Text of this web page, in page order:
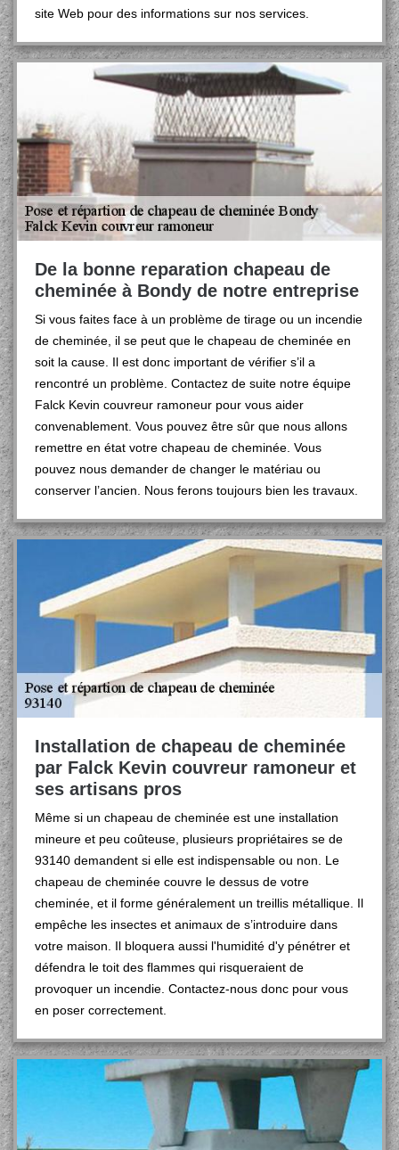
site Web pour des informations sur nos services.
De la bonne reparation chapeau de
cheminée à Bondy de notre entreprise
Si vous faites face à un problème de tirage ou un incendie
de cheminée, il se peut que le chapeau de cheminée en
soit la cause. Il est donc important de vérifier s’il a
rencontré un problème. Contactez de suite notre équipe
Falck Kevin couvreur ramoneur pour vous aider
convenablement. Vous pouvez être sûr que nous allons
remettre en état votre chapeau de cheminée. Vous
pouvez nous demander de changer le matériau ou
conserver l’ancien. Nous ferons toujours bien les travaux.
Installation de chapeau de cheminée
par Falck Kevin couvreur ramoneur et
ses artisans pros
Même si un chapeau de cheminée est une installation
mineure et peu coûteuse, plusieurs propriétaires se de
93140 demandent si elle est indispensable ou non. Le
chapeau de cheminée couvre le dessus de votre
cheminée, et il forme généralement un treillis métallique. Il
empêche les insectes et animaux de s’introduire dans
votre maison. Il bloquera aussi l'humidité d'y pénétrer et
défendra le toit des flammes qui risqueraient de
provoquer un incendie. Contactez-nous donc pour vous
en poser correctement.